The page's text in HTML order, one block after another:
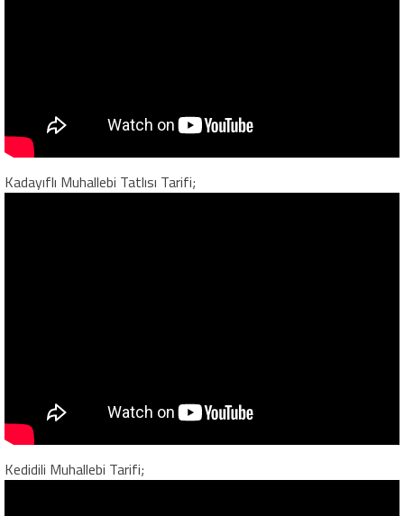
Kadayıflı Muhallebi Tatlısı Tarifi;
Kedidili Muhallebi Tarifi;